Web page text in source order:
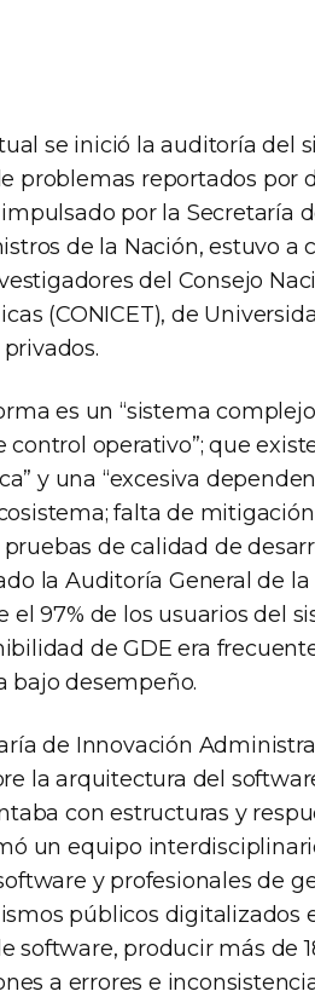
se inició la auditoría del
problemas reportados por
por la Secretaría
de la Nación, estuvo a
del Consejo
(CONICET), de
es un “sistema
operativo”; que
y una “excesiva
falta de
de calidad de
la Auditoría General de la
el 97% de los usuarios del
de GDE era
bajo desempeño.
de Innovación
la arquitectura del
con estructuras y
un equipo
y profesionales de
públicos digitalizados
software, producir más de
a errores e